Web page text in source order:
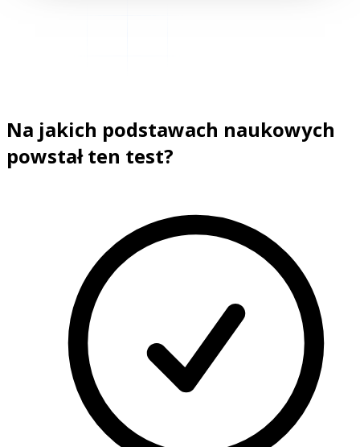
Na jakich podstawach naukowych
powstał ten test?